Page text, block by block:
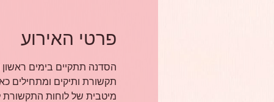
פרטי האירוע
תקשורת ותיקים ומתחילים
מיטבית של לוחות התקשורת